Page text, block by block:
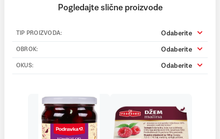
Pogledajte slične proizvode
TIP PROIZVODA: Odaberite
OBROK: Odaberite
OKUS: Odaberite